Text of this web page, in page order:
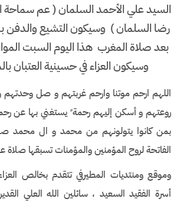
السيد علي الأحمد السلمان ( عم سماحة
رضا السلمان ) وسيكون التشيع والدفن
وسيكون العزاء في حسينية العتبان
اللهم ارحم موتنا وارحم غربتهم و صل
روعتهم و أسكن إليهم رحمة ً يستغني بها عن
بمن كانوا يتولونهم من محمد و ال محمد
الفاتحة لروح المؤمنين والمؤمنات تسبقها
وموقع ومنتديات المطيرفي تتقدم بخالص
أسرة الفقيد السعيد ، سائلين الله العلي